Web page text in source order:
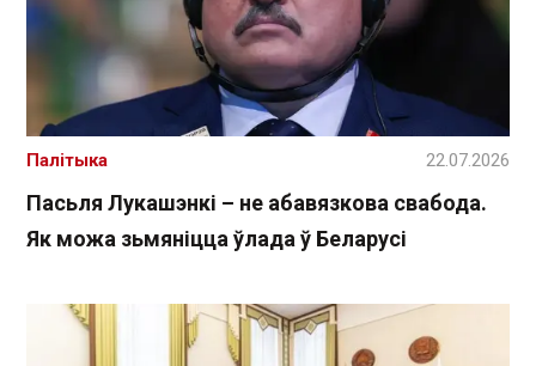
Пасьля Лукашэнкі – не абавязкова свабода.
Як можа зьмяніцца ўлада ў Беларусі
Палітыка 22.07.2026